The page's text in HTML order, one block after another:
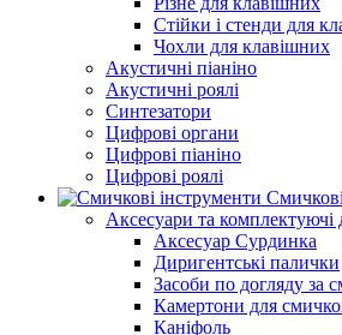
Стійки і стенди для
Чохли для клавішних
Акустичні піаніно
Акустичні роялі
Синтезатори
Цифрові органи
Цифрові піаніно
Цифрові роялі
Аксесуари та комплектуючі
Аксесуар Сурдинка
Диригентські палички
Засоби по догляду за
Камертони для
Каніфоль